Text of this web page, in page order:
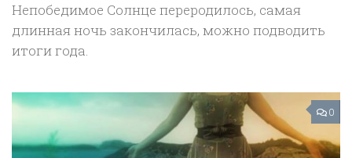
Непобедимое Солнце переродилось, самая
длинная ночь закончилась, можно подводить
итоги года.
0